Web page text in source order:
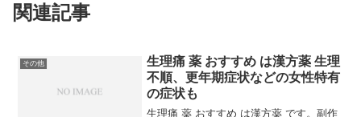
関連記事
その他
生理痛 薬 おすすめ は漢方薬 生理
不順、更年期症状などの女性特有
の症状も
生理痛 薬 おすすめ は漢方薬 です。副作